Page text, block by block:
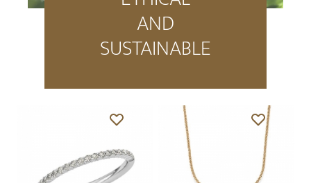
AND
SUSTAINABLE